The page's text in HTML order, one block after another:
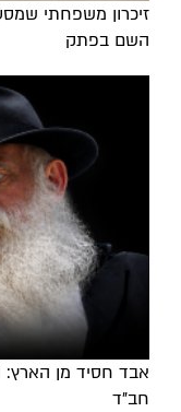
זיכרון משפחתי
השם בפתק
אבד חסיד מן
חב"ד